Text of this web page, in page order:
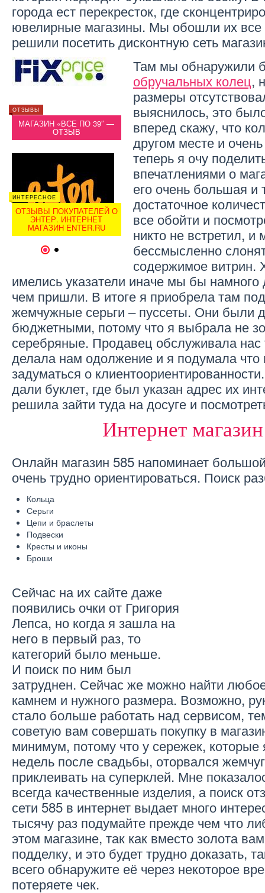
города ест перекресток, где
ювелирные магазины. Мы обошли их все
решили посетить дисконтную сеть
ОТЗЫВЫ
МАГАЗИН «ВСЕ ПО 39″ —
ОТЗЫВ
ИНТЕРЕСНОЕ
ОТЗЫВЫ ПОКУПАТЕЛЕЙ О
ЭНТЕР. ИНТЕРНЕТ
МАГАЗИН ENTER.RU
ИНТЕРЕСНОЕ
ОТЗЫВ О LAMODA.RU
ЛАМОДА-ИНТЕРНЕТ
МАГАЗИН ОБУВИ
ОТЗЫВЫ О РИВ ГОШ.
ИНТЕРНЕТ МАГАЗИН
RIVEGAUCHE.RU
ОТЗЫВЫ
Там мы обнаружили
обручальных колец,
размеры
выяснилось, это
вперед скажу, что
другом месте и
теперь я очу
впечатлениями о
его очень большая и
достаточное
все обойти и
никто не встретил,
бессмысленно
содержимое
имелись указатели иначе мы бы
чем пришли. В итоге я приобрела там
жемчужные серьги – пуссеты. Они были
бюджетными, потому что я выбрала не
серебряные. Продавец обслуживала нас
делала нам одолжение и я подумала что
задуматься о
дали буклет, где был указан адрес их
решила зайти туда на досуге и
Интернет
Онлайн магазин 585 напоминает
очень трудно ориентироваться. Поиск
Кольца
Серьги
Цепи и браслеты
Подвески
Кресты и иконы
Броши
Сейчас на их сайте даже
появились очки от Григория
Лепса, но когда я зашла на
него в первый раз, то
категорий было меньше.
И поиск по ним был
затруднен. Сейчас же можно найти
камнем и нужного размера. Возможно,
стало больше работать над сервисом,
советую вам совершать покупку в
минимум, потому что у сережек, которые
недель после свадьбы, оторвался
приклеивать на суперклей. Мне
всегда качественные изделия, а поиск
сети 585 в интернет выдает много
тысячу раз подумайте прежде чем что
этом магазине, так как вместо золота
подделку, и это будет трудно доказать,
всего обнаружите её через некоторое
потеряете чек.